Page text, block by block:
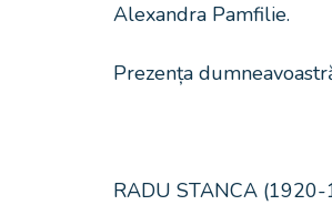
Alexandra Pamfilie.
Prezența
RADU STANCA